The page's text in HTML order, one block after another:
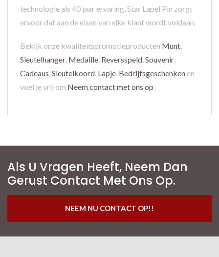
technologie als 40 jaar ervaring, Star Lapel Pin zorgt
ervoor dat aan de eisen van elke klant wordt voldaan.
Bekijk onze kwaliteitspromotieproducten Munt
Sleutelhanger Medaille Reversspeld Souvenir
Cadeaus Sleutelkoord Lapje Bedrijfsgeschenken en
voel je vrij om Neem contact met ons op
Als U Vragen Heeft, Neem Dan
Gerust Contact Met Ons Op.
NEEM NU CONTACT OP!!